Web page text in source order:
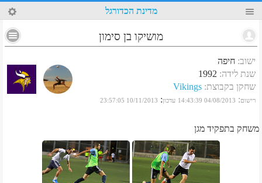
46 מדינת הכדורגל
מושיקו בן סימון
ישוב: חיפה
שנת לידה:
1992
שחקן בקבוצת:
Vikings
רישום:
04/08/2013 14:43:39 עדכון:
10/11/2013 23:57:05
משחק בתפקיד מגן